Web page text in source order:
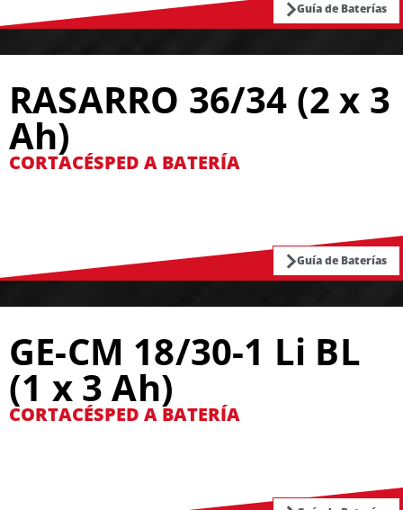
Guía de Baterías
RASARRO 36/34 (2 x 3
Ah)
CORTACÉSPED A BATERÍA
Guía de Baterías
GE-CM 18/30-1 Li BL
(1 x 3 Ah)
CORTACÉSPED A BATERÍA